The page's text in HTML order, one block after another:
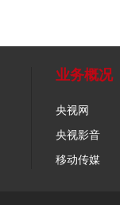
业务概况
央视网
央视影音
移动传媒